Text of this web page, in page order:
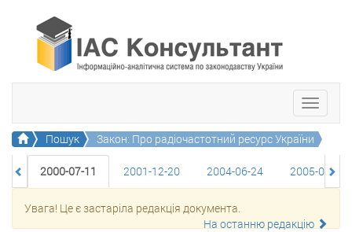
Toggle
Головна
Пошук Закон: Про радіочастотний ресурс України
2000-07-11 2001-12-20 2004-06-24 2005-03-25
2017-12-07 2018-09-06
Увага! Це є застаріла редакція документа.
На останню редакцію